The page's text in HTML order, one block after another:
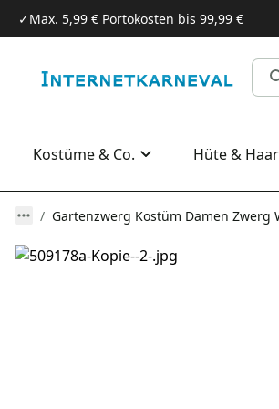
✓Max. 5,99 € Portokosten bis 99,99 €
Kostüme & Co. Hüte &
Gartenzwerg Kostüm Damen